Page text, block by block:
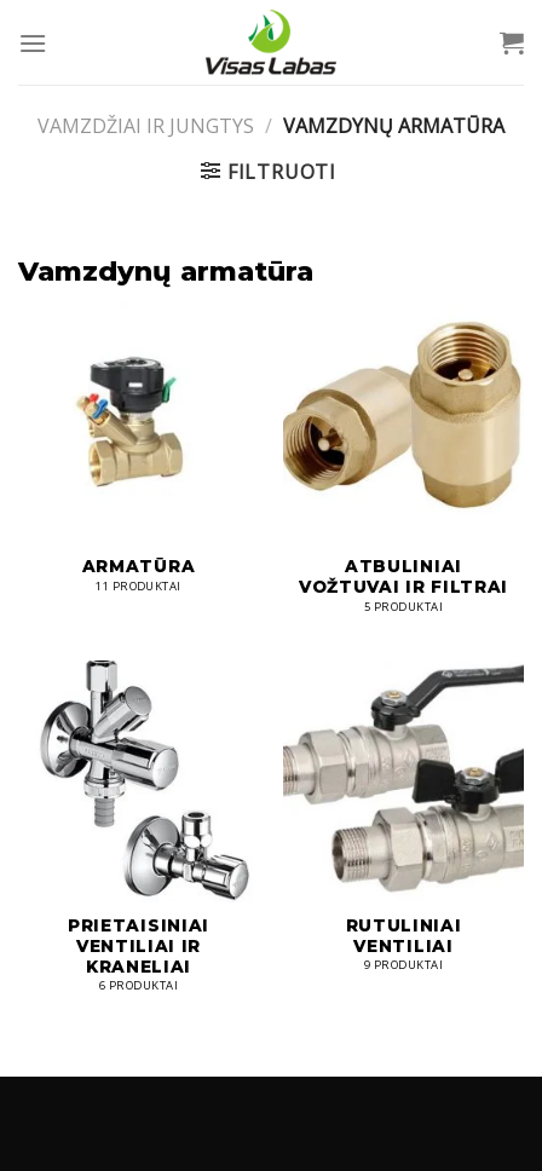
VAMZDŽIAI IR JUNGTYS / VAMZDYNŲ ARMATŪRA
FILTRUOTI
Vamzdynų armatūra
ARMATŪRA
11 PRODUKTAI
ATBULINIAI
VOŽTUVAI IR FILTRAI
5 PRODUKTAI
PRIETAISINIAI
VENTILIAI IR
KRANELIAI
6 PRODUKTAI
RUTULINIAI
VENTILIAI
9 PRODUKTAI